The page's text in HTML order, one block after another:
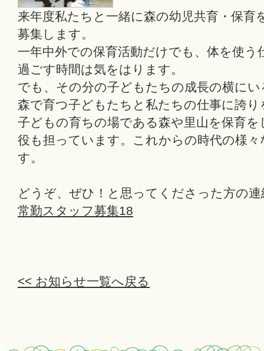
来年度私たちと一緒に森の幼児共育・保
募集します。
一年中外での保育活動だけでも、体を使
過ごす時間は気をはります。
でも、その分の子どもたちの成長の横に
森で育つ子どもたちと私たちの仕事に誇
子どもの育ちの場である森や里山を保育
役も担っています。これからの時代の様
す。
どうぞ、ぜひ！と思ってくださった方の
常勤スタッフ募集18
<< お知らせ一覧へ戻る